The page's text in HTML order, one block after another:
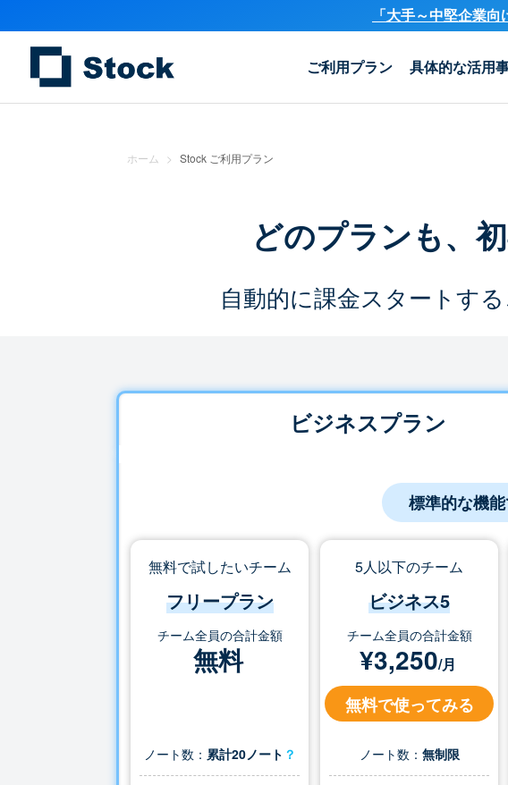
「大手～中堅企業
ご利用プラン 具体的な活用
ホーム > Stock ご利用プラン
どのプランも、
自動的に課金スタートす
ビジネスプラン
標準的な機
無料で試したいチーム
フリープラン
チーム全員の合計金額
無料
ノート数： 累計20ノート ？
5人以下のチーム
ビジネス5
チーム全員の合計金額
¥3,250/月
無料で使ってみる
ノート数： 無制限